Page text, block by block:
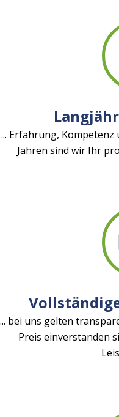
... Erfahrung, Kompetenz
Jahren sind wir Ihr
... bei uns gelten
Preis einverstanden